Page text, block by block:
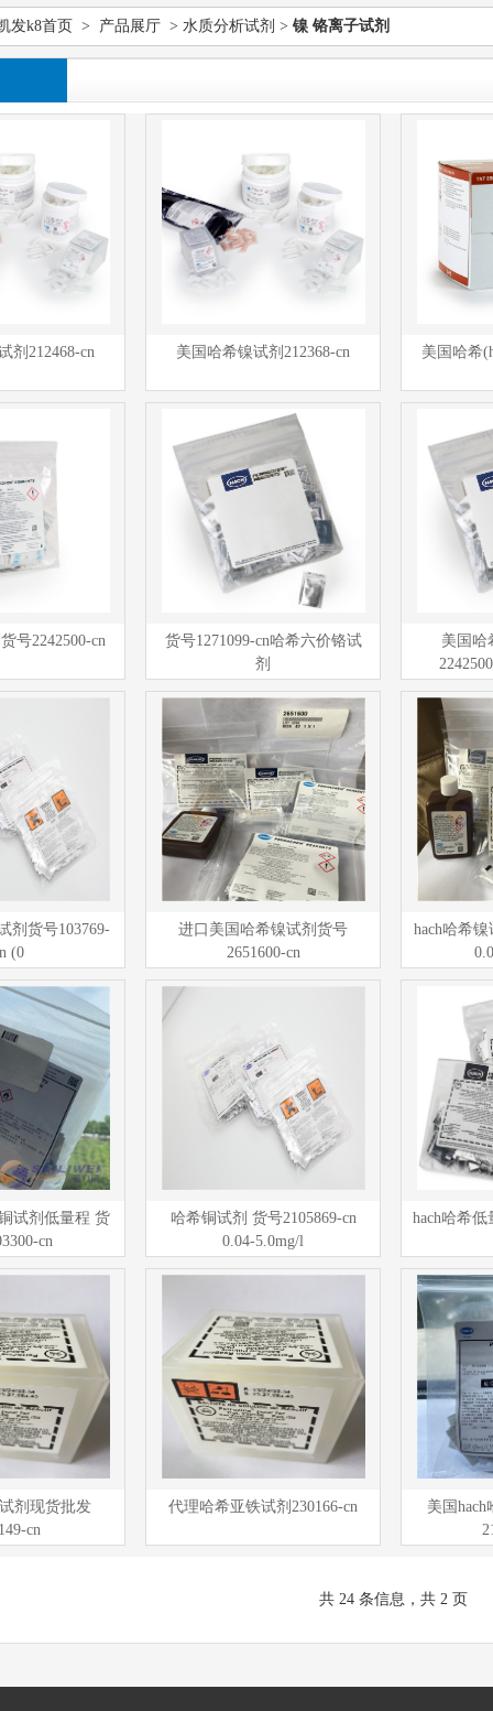
发k8首页 > 产品展厅 > 水质分析试剂 > 镍 铬离子试剂
剂212468-cn 美国哈希镍试剂212368-cn 美国哈希
号2242500-cn
货号1271099-cn哈希六价铬试
剂
美国哈
剂货号103769-
(0
进口美国哈希镍试剂货号
2651600-cn
hach哈希镍
试剂低量程 货
cn
哈希铜试剂 货号2105869-cn
0.04-5.0mg/l
hach哈希低
剂现货批发
cn
代理哈希亚铁试剂230166-cn
美国
共 24 条信息，共 2 页